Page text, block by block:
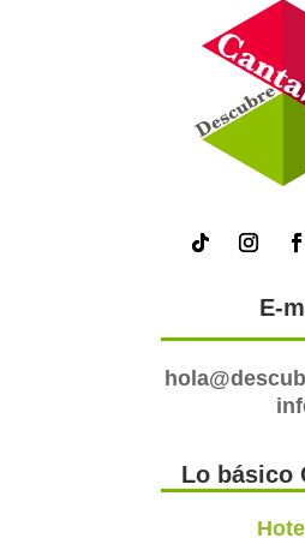
E-
Lo básico